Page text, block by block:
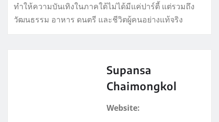
ทำให้ความบันเทิงในภาคใต้ไม่ได้มีแค่ปาร์ตี้ แต่รวมถึง
วัฒนธรรม อาหาร ดนตรี และชีวิตผู้คนอย่างแท้จริง
Supansa
Chaimongkol
Website: